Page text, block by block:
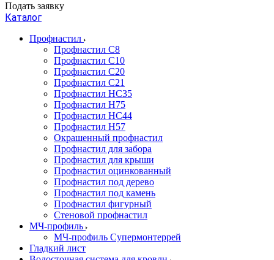
Подать заявку
Каталог
Профнастил
Профнастил С8
Профнастил С10
Профнастил С20
Профнастил С21
Профнастил НС35
Профнастил Н75
Профнастил HC44
Профнастил Н57
Окрашенный профнастил
Профнастил для забора
Профнастил для крыши
Профнастил оцинкованный
Профнастил под дерево
Профнастил под камень
Профнастил фигурный
Стеновой профнастил
МЧ-профиль
МЧ-профиль Супермонтеррей
Гладкий лист